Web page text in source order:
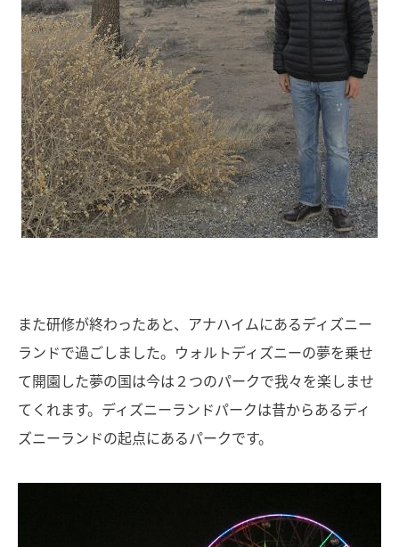
また研修が終わったあと、アナハイムにあるディズニー
ランドで過ごしました。ウォルトディズニーの夢を乗せ
て開園した夢の国は今は２つのパークで我々を楽しませ
てくれます。ディズニーランドパークは昔からあるディ
ズニーランドの起点にあるパークです。